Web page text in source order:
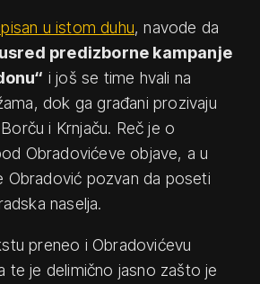
u istom duhu, navode da
predizborne kampanje
i još se time hvali na
dok ga građani prozivaju
i Krnjaču. Reč je o
Obradovićeve objave, a u
Obradović pozvan da poseti
naselja.
preneo i Obradovićevu
te je delimično jasno zašto je